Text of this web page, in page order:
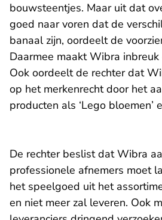
bouwsteentjes. Maar uit dat
goed naar voren dat de
banaal zijn, oordeelt de
Daarmee maakt Wibra
Ook oordeelt de rechter dat
op het merkenrecht door het
producten als ‘Lego bloemen’
De rechter beslist dat Wibra
professionele afnemers moet
het speelgoed uit het
en niet meer zal leveren. Ook